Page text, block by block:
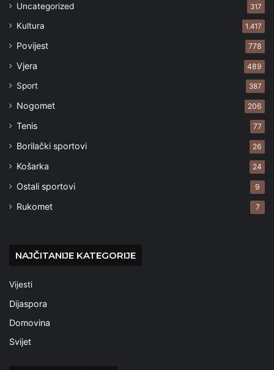
Uncategorized 317
Kultura 1.417
Povijest 778
Vjera 489
Sport 387
Nogomet 206
Tenis 77
Borilački sportovi 26
Košarka 24
Ostali sportovi 9
Rukomet 7
NAJČITANIJE KATEGORIJE
Vijesti
Dijaspora
Domovina
Svijet